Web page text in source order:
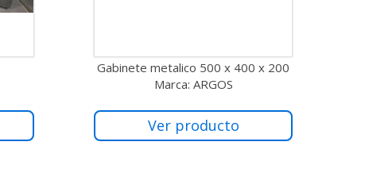
Gabinete metalico 500 x 400 x 200
Marca: ARGOS
Ver producto